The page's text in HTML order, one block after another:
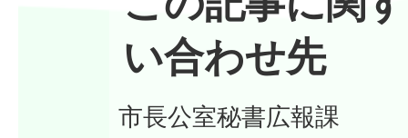
い合わせ先
市長公室秘書広報課